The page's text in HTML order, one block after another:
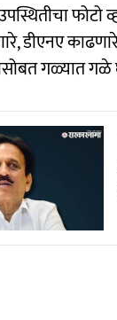
डीएनए
गळ्यात